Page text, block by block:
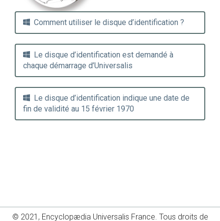
Comment utiliser le disque d’identification ?
Le disque d’identification est demandé à
chaque démarrage d’Universalis
Le disque d’identification indique une date de
fin de validité au 15 février 1970
© 2021, Encyclopædia Universalis France. Tous droits de